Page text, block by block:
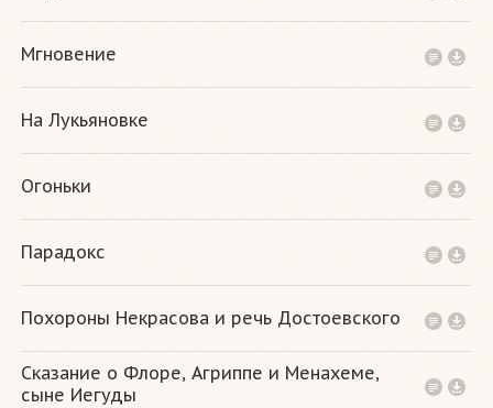
Мгновение
На Лукьяновке
Огоньки
Парадокс
Похороны Некрасова и речь Достоевского
Сказание о Флоре, Агриппе и Менахеме,
сыне Иегуды